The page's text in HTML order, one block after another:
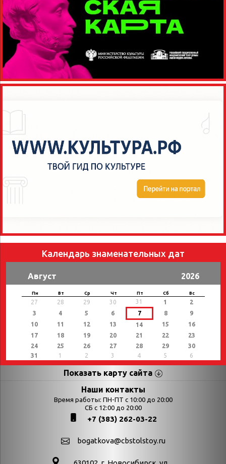
Календарь знаменательных дат
Август 2026
Пн Вт Ср Чт Пт Сб Вс
27 28 29 30 31 1
2
3
4 5 6 7 8
9
10
11 12 13 14 15
16
17
18 19 20 21 22
23
24
25 26 27 28 29
30
31
1 2 3 4 5 6
Показать карту сайта
Страницы Категории
Календарь
Выставки
День в истории
День в истории.
Наши контакты
Время работы: ПН-ПТ с 10:00 до 20:00
СБ с 12:00 до 20:00
+7 (383) 262-03-22
bogatkova@cbstolstoy.ru